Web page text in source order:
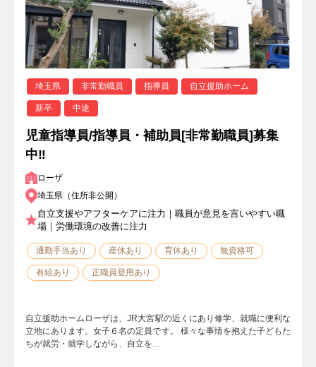
埼玉県 非常勤職員 指導員 自立援助ホーム
新卒 中途
児童指導員/指導員・補助員[非常勤職員]募集
中‼
ローザ
埼玉県（住所非公開）
自立支援やアフターケアに注力｜職員が意見を言いやすい職
場｜労働環境の改善に注力
通勤手当あり 産休あり 育休あり 無資格可
有給あり 正職員登用あり
自立援助ホームローザは、JR大宮駅の近くにあり修学、就職に便利な
立地にあります。女子６名の定員です。 様々な事情を抱えた子どもた
ちが就労・就学しながら、自立を…